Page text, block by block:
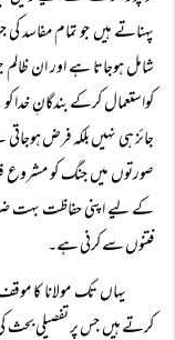
پہناتے ہیں جو تمام مفاسد
شامل ہوجاتا ہے اور ان
کواستعمال کرکے بندگانِ
جائز ہی نہیں بلکہ فرض
صورتوں میں جنگ کو مشروع
کے لیے اپنی حفاظت بہت
فتنوں سے کرنی ہے۔
یہاں تک مولانا کا
کرتے ہیں جس پر تفصیلی